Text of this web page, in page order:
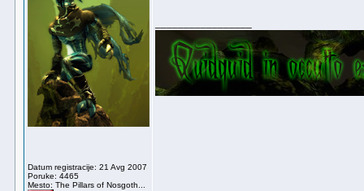
Datum registracije: 21 Avg 2007
Poruke: 4465
Mesto: The Pillars of Nosgoth...